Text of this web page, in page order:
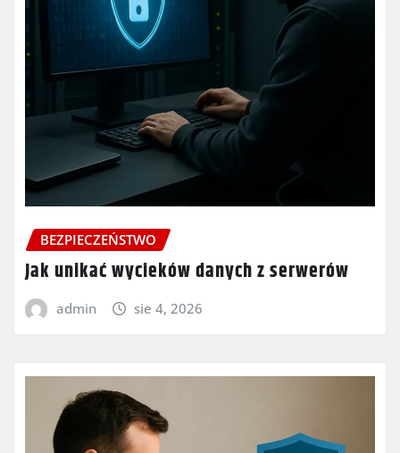
BEZPIECZEŃSTWO
Jak unikać wycieków danych z serwerów
admin sie 4, 2026